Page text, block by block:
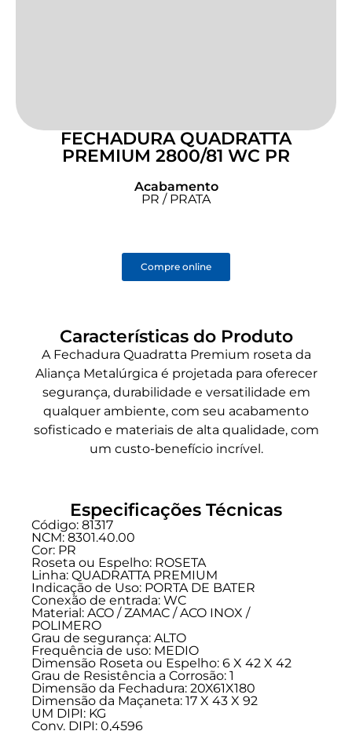
FECHADURA QUADRATTA
PREMIUM 2800/81 WC PR
Acabamento
PR / PRATA
Compre online
Características do Produto
A Fechadura Quadratta Premium roseta da
Aliança Metalúrgica é projetada para oferecer
segurança, durabilidade e versatilidade em
qualquer ambiente, com seu acabamento
sofisticado e materiais de alta qualidade, com
um custo-benefício incrível.
Especificações Técnicas
Código: 81317
NCM: 8301.40.00
Cor: PR
Roseta ou Espelho: ROSETA
Linha: QUADRATTA PREMIUM
Indicação de Uso: PORTA DE BATER
Conexão de entrada: WC
Material: ACO / ZAMAC / ACO INOX /
POLIMERO
Grau de segurança: ALTO
Frequência de uso: MEDIO
Dimensão Roseta ou Espelho: 6 X 42 X 42
Grau de Resistência a Corrosão: 1
Dimensão da Fechadura: 20X61X180
Dimensão da Maçaneta: 17 X 43 X 92
UM DIPI: KG
Conv. DIPI: 0,4596